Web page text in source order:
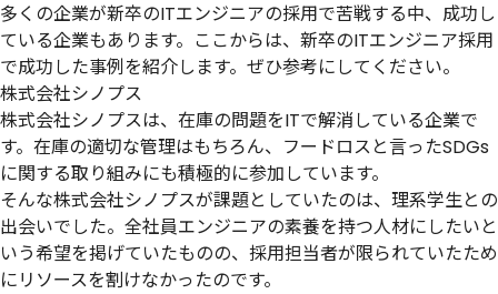
多くの企業が新卒のITエンジニアの採用で苦戦する中、成功し
ている企業もあります。ここからは、新卒のITエンジニア採用
で成功した事例を紹介します。ぜひ参考にしてください。
株式会社シノプス
株式会社シノプスは、在庫の問題をITで解消している企業で
す。在庫の適切な管理はもちろん、フードロスと言ったSDGs
に関する取り組みにも積極的に参加しています。
そんな株式会社シノプスが課題としていたのは、理系学生との
出会いでした。全社員エンジニアの素養を持つ人材にしたいと
いう希望を掲げていたものの、採用担当者が限られていたため
にリソースを割けなかったのです。